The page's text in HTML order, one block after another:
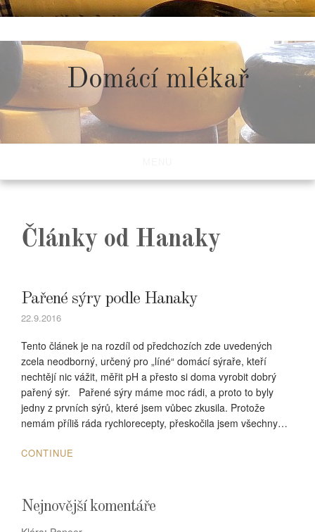
to
content
Domácí mlékař
Články od Hanaky
Pařené sýry podle Hanaky
22.9.2016
Tento článek je na rozdíl od předchozích zde uvedených
zcela neodborný, určený pro „líné“ domácí sýraře, kteří
nechtějí nic vážit, měřit pH a přesto si doma vyrobit dobrý
pařený sýr. Pařené sýry máme moc rádi, a proto to byly
jedny z prvních sýrů, které jsem vůbec zkusila. Protože
nemám příliš ráda rychlorecepty, přeskočila jsem všechny…
CONTINUE
Nejnovější komentáře